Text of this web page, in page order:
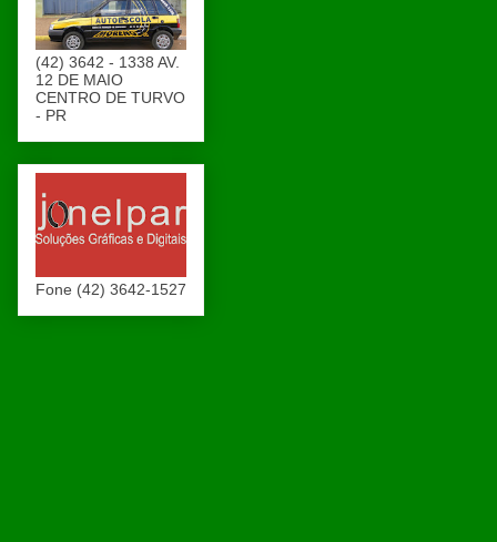
(42) 3642 - 1338 AV.
12 DE MAIO
CENTRO DE TURVO
- PR
Fone (42) 3642-1527